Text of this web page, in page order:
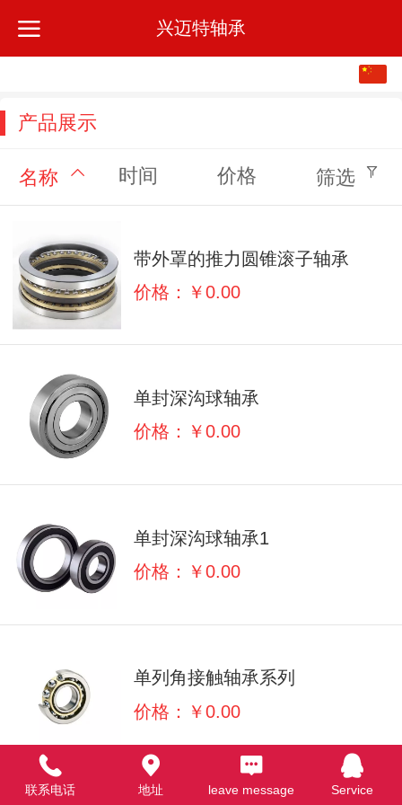
兴迈特轴承
产品展示
名称 时间 价格 筛选
带外罩的推力圆锥滚子轴承
价格：￥0.00
单封深沟球轴承
价格：￥0.00
单封深沟球轴承1
价格：￥0.00
单列角接触轴承系列
价格：￥0.00
联系电话 地址 leave message Service